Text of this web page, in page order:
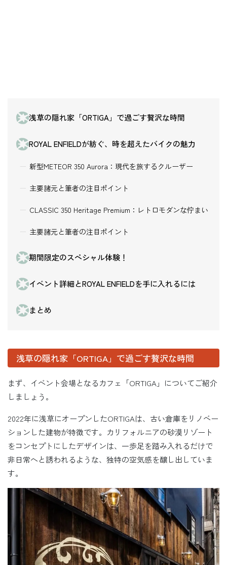
浅草の隠れ家「ORTIGA」で過ごす贅沢な時間
ROYAL ENFIELDが紡ぐ、時を超えたバイクの魅力
新型METEOR 350 Aurora：現代を旅するクルーザー
主要諸元と筆者の注目ポイント
CLASSIC 350 Heritage Premium：レトロモダンな佇まい
主要諸元と筆者の注目ポイント
期間限定のスペシャル体験！
イベント詳細とROYAL ENFIELDを手に入れるには
まとめ
浅草の隠れ家「ORTIGA」で過ごす贅沢な時間
まず、イベント会場となるカフェ「ORTIGA」についてご紹介
しましょう。
2022年に浅草にオープンしたORTIGAは、古い倉庫をリノベー
ションした建物が特徴です。カリフォルニアの砂漠リゾート
をコンセプトにしたデザインは、一歩足を踏み入れるだけで
非日常へと誘われるような、独特の空気感を醸し出していま
す。